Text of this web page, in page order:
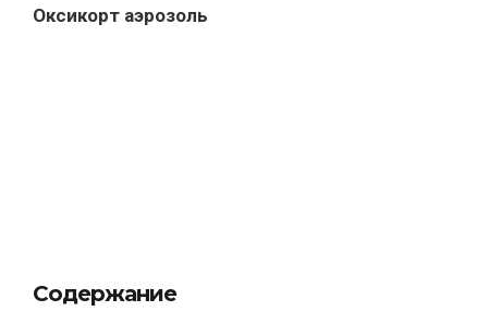
Оксикорт аэрозоль
Содержание